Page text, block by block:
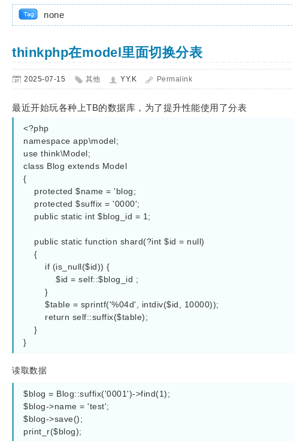
none
thinkphp在model里面切换分表
2025-07-15 其他 YY.K Permalink
最近开始玩各种上TB的数据库，为了提升性能使用了分表
<?php
namespace app\model;
use think\Model;
class Blog extends Model
{
}
读取数据
$blog = Blog::suffix('0001')->find(1);
$blog->name = 'test';
$blog->save();